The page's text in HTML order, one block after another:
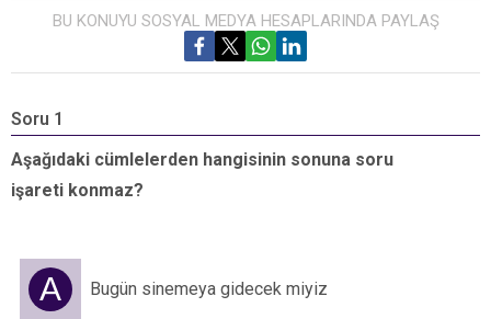
BU KONUYU SOSYAL MEDYA HESAPLARINDA PAYLAŞ
Soru 1
Aşağıdaki cümlelerden hangisinin sonuna soru
işareti konmaz?
A Bugün sinemeya gidecek miyiz